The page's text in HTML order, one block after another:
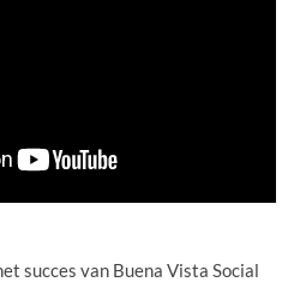
succes van Buena Vista Social